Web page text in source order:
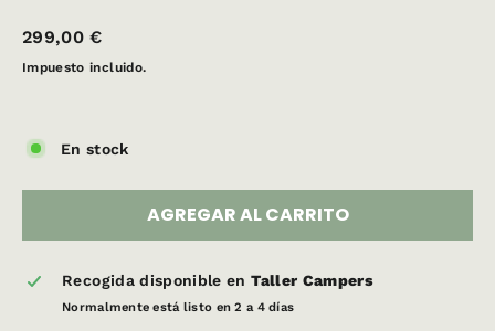
Precio
299,00 €
Impuesto incluido.
En stock
AGREGAR AL CARRITO
Recogida disponible enTaller Campers
Normalmente está listo en 2 a 4 días